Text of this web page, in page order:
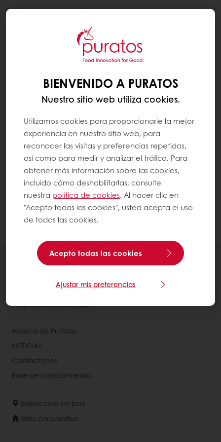
MOSTRAR MÁS LÍNEAS POR PÁGINA EN
LA SECCIÓN "MIS PRODUCTOS
HABITUALES"
página en la sección "Mis productos
habituales".
En una computadora Elija su opción en el
menú desplegable.
En una tableta o móvil Haga clic en el botón
"Buscar" y luego elija su opción en el menú
desplegable.
BIENVENIDO A PURATOS
Nuestro sitio web utiliza cookies.
Utilizamos cookies para proporcionarle la mejor
experiencia en nuestro sitio web, para
reconocer las visitas y preferencias repetidas,
así como para medir y analizar el tráfico. Para
obtener más información sobre las cookies,
incluido cómo deshabilitarlas, consulte
nuestra política de cookies. Al hacer clic en
"Acepto todas las cookies", usted acepta el uso
de todas las cookies.
Acepto todas las cookies
Ajustar mis preferencias
Productos
Insights del Consumidor
Acerca de Puratos
NOTICIAS
Contáctanos
Base de conocimientos
Selecciona un país
Web corporativa